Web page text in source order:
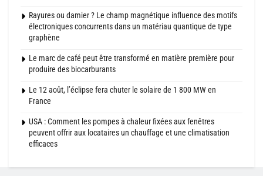
Rayures ou damier ? Le champ magnétique influence des motifs
électroniques concurrents dans un matériau quantique de type
graphène
Le marc de café peut être transformé en matière première pour
produire des biocarburants
Le 12 août, l’éclipse fera chuter le solaire de 1 800 MW en
France
USA : Comment les pompes à chaleur fixées aux fenêtres
peuvent offrir aux locataires un chauffage et une climatisation
efficaces